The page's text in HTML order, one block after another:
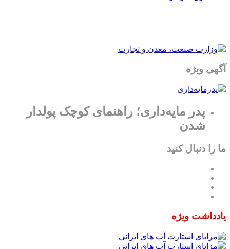
آگهی ویژه
پدر مایه‌داری؛ راهنمای کوچک پولدار
شدن
ما را دنبال کنید
یادداشت ویژه